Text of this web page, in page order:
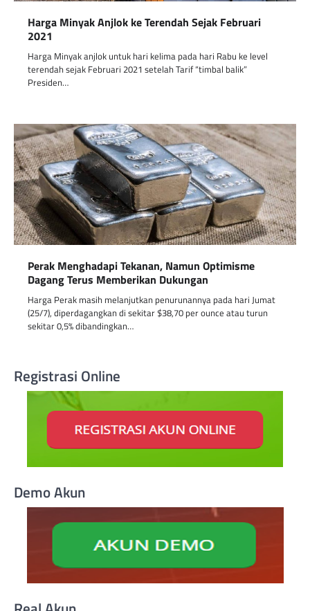
Harga Minyak Anjlok ke Terendah Sejak Februari
2021
Harga Minyak anjlok untuk hari kelima pada hari Rabu ke level
terendah sejak Februari 2021 setelah Tarif “timbal balik”
Presiden…
Perak Menghadapi Tekanan, Namun Optimisme
Dagang Terus Memberikan Dukungan
Harga Perak masih melanjutkan penurunannya pada hari Jumat
(25/7), diperdagangkan di sekitar $38,70 per ounce atau turun
sekitar 0,5% dibandingkan…
Registrasi Online
Demo Akun